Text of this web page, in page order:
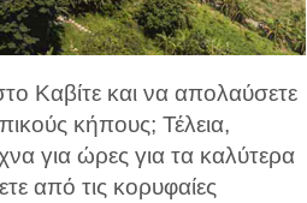
Καβίτε και να απολαύσετε
κήπους; Τέλεια,
για ώρες για τα καλύτερα
από τις κορυφαίες